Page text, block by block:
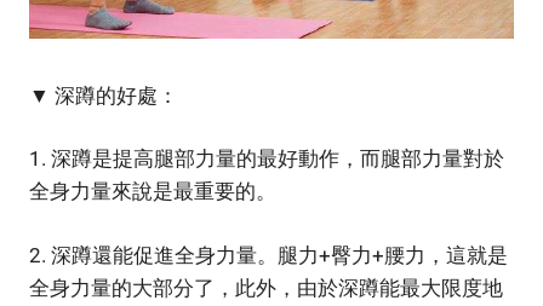
▼ 深蹲的好處：
1. 深蹲是提高腿部力量的最好動作，而腿部力量對於
全身力量來說是最重要的。
2. 深蹲還能促進全身力量。腿力+臀力+腰力，這就是
全身力量的大部分了，此外，由於深蹲能最大限度地